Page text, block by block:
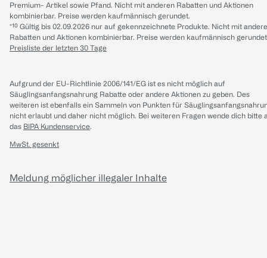
Premium- Artikel sowie Pfand. Nicht mit anderen Rabatten und Aktionen
kombinierbar. Preise werden kaufmännisch gerundet.
*¹⁰ Gültig bis 02.09.2026 nur auf gekennzeichnete Produkte. Nicht mit
Rabatten und Aktionen kombinierbar. Preise werden kaufmännisch
Preisliste der letzten 30 Tage
Aufgrund der EU-Richtlinie 2006/141/EG ist es nicht möglich auf
Säuglingsanfangsnahrung Rabatte oder andere Aktionen zu geben. Des
weiteren ist ebenfalls ein Sammeln von Punkten für
nicht erlaubt und daher nicht möglich. Bei weiteren Fragen wende dich bitte
das BIPA Kundenservice.
MwSt. gesenkt
Meldung möglicher illegaler Inhalte